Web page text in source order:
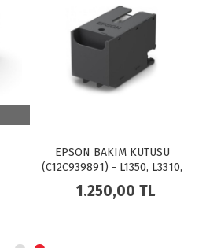
EPSON BAKIM KUTUSU
(C12C939891) - L1350, L3310,
L3311, L3350, L3351, L3352,
L3354, L3356, L3360, L3366,
1.250,00 TL